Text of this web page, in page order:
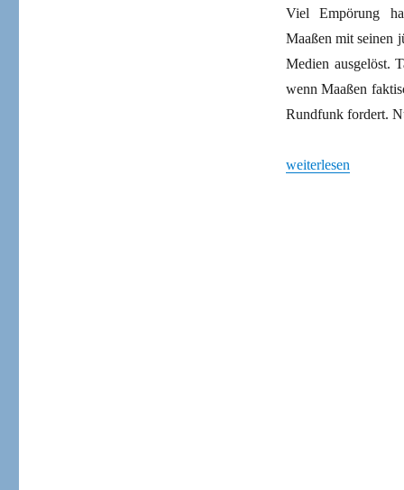
Viel Empörung
Maaßen mit seinen
Medien ausgelöst.
wenn Maaßen
Rundfunk fordert.
„Wie viel CDU
weiterlesen